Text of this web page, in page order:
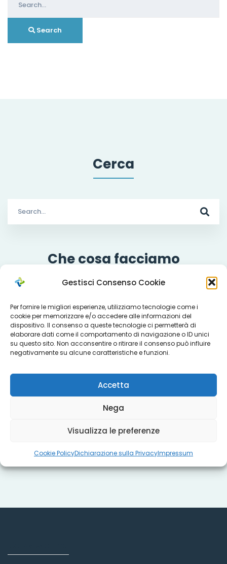
Gestisci Consenso Cookie
Per fornire le migliori esperienze, utilizziamo tecnologie come i
cookie per memorizzare e/o accedere alle informazioni del
dispositivo. Il consenso a queste tecnologie ci permetterà di
elaborare dati come il comportamento di navigazione o ID unici
su questo sito. Non acconsentire o ritirare il consenso può influire
negativamente su alcune caratteristiche e funzioni.
Accetta
Nega
Visualizza le preferenze
Cookie PolicyDichiarazione sulla PrivacyImpressum
for:
Search
Cerca
for:
Che cosa facciamo
Servizi
Progetti
Misure regionali